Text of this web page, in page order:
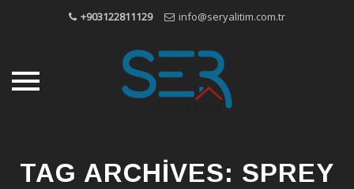
+903122811129 info@seryalitim.com.tr
contentTAG ARCHIVES: SPREY